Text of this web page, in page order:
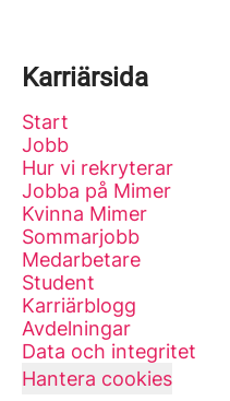
Karriärsida
Start
Jobb
Hur vi rekryterar
Jobba på Mimer
Kvinna Mimer
Sommarjobb
Medarbetare
Student
Karriärblogg
Avdelningar
Data och integritet
Hantera cookies